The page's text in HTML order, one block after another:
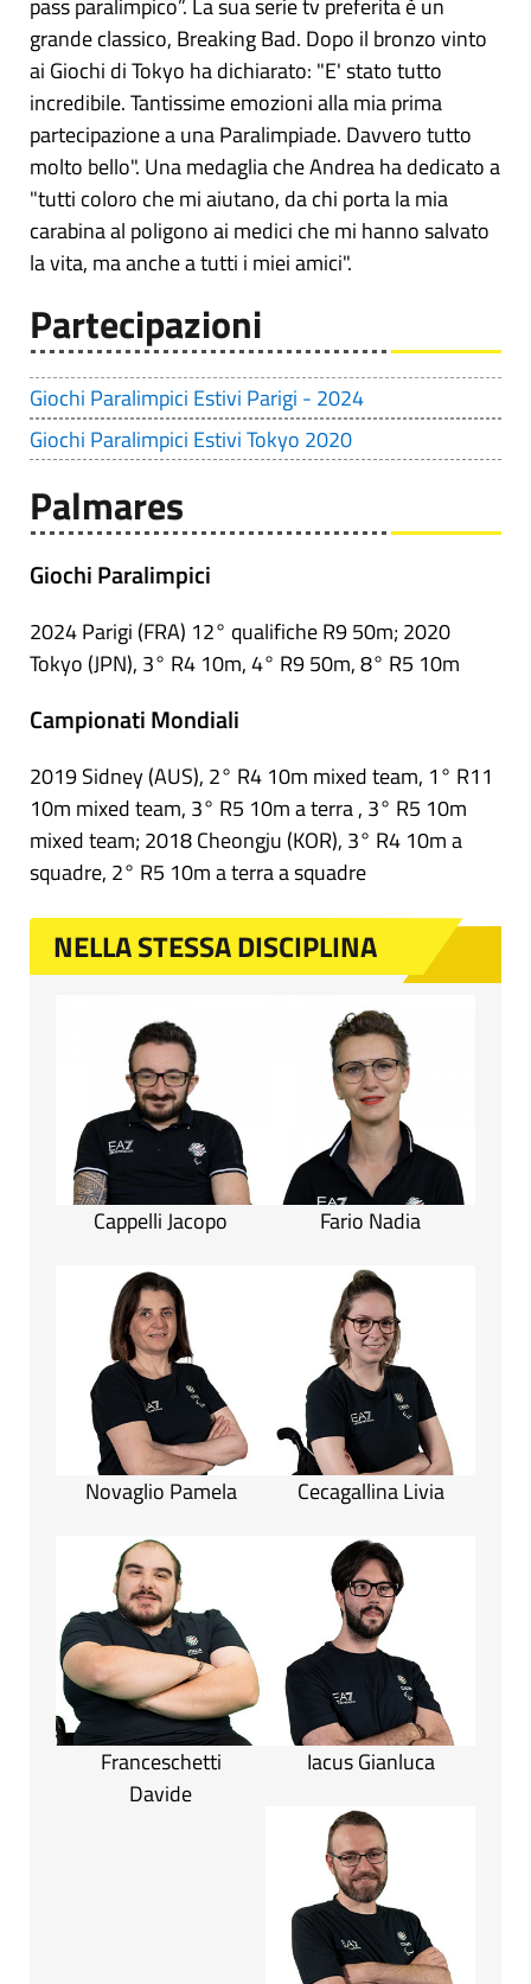
pass paralimpico”. La sua serie tv preferita è un
grande classico, Breaking Bad. Dopo il bronzo vinto
ai Giochi di Tokyo ha dichiarato: "E' stato tutto
incredibile. Tantissime emozioni alla mia prima
partecipazione a una Paralimpiade. Davvero tutto
molto bello". Una medaglia che Andrea ha dedicato a
"tutti coloro che mi aiutano, da chi porta la mia
carabina al poligono ai medici che mi hanno salvato
la vita, ma anche a tutti i miei amici".
Partecipazioni
Giochi Paralimpici Estivi Parigi - 2024
Giochi Paralimpici Estivi Tokyo 2020
Palmares
Giochi Paralimpici
2024 Parigi (FRA) 12° qualifiche R9 50m; 2020
Tokyo (JPN), 3° R4 10m, 4° R9 50m, 8° R5 10m
Campionati Mondiali
2019 Sidney (AUS), 2° R4 10m mixed team, 1° R11
10m mixed team, 3° R5 10m a terra , 3° R5 10m
mixed team; 2018 Cheongju (KOR), 3° R4 10m a
squadre, 2° R5 10m a terra a squadre
NELLA STESSA DISCIPLINA
Cappelli Jacopo Fario Nadia
Novaglio Pamela Cecagallina Livia
Franceschetti
Davide
Iacus Gianluca